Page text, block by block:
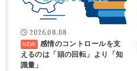
2026.08.08
感情のコントロールを支
えるのは「頭の回転」より「知
識量」